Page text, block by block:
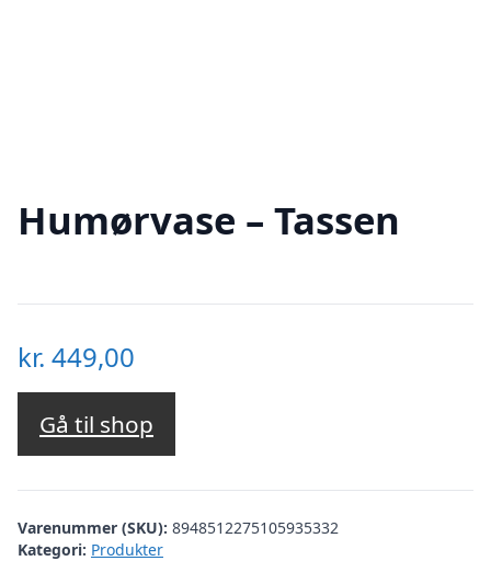
Humørvase – Tassen
kr. 449,00
Gå til shop
Varenummer (SKU): 8948512275105935332
Kategori: Produkter